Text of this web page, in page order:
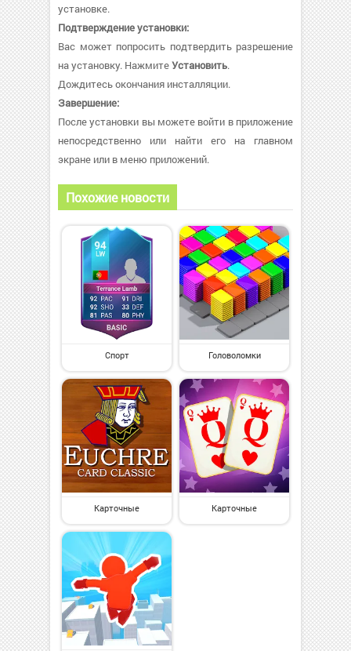
установке.
Подтверждение установки:
Вас может попросить подтвердить разрешение
на установку. НажмитеУстановить.
Дождитесь окончания инсталляции.
Завершение:
После установки вы можете войти в приложение
непосредственно или найти его на главном
экране или в меню приложений.
Похожие новости
Спорт Головоломки
Карточные Карточные